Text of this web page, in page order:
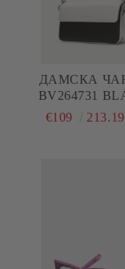
ДАМСКА
BV264731
€109